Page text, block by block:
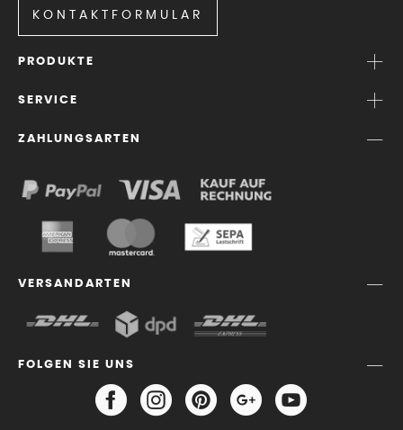
KONTAKTFORMULAR
PRODUKTE
SERVICE
ZAHLUNGSARTEN
VERSANDARTEN
FOLGEN SIE UNS